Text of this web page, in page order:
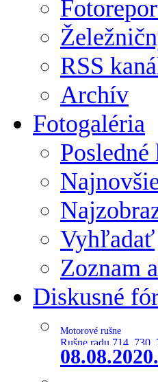
RSS
Archív
Fotogaléria
Posledné
Vyhľadať
Zoznam
Diskusné
Motorové rušne
Rušne radu 714,